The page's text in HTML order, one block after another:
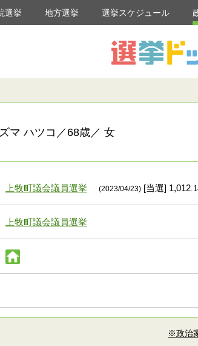
選挙 地方選挙 選挙スケジュール
マ ハツコ／68歳／ 女
上牧町議会議員選挙 (2023/04/23)[当選] 1,012
上牧町議会議員選挙
※政治